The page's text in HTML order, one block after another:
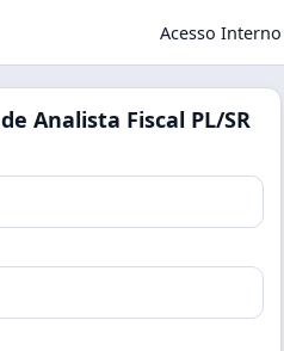
Acesso Interno
deAnalista Fiscal PL/SR